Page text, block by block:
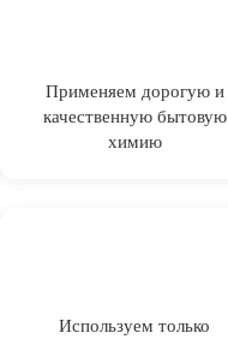
Применяем дорогую и
качественную бытовую
химию
Используем только